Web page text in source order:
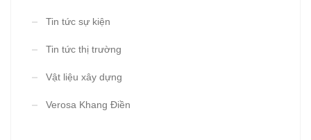
Tin tức sự kiện
Tin tức thị trường
Vật liệu xây dựng
Verosa Khang Điền